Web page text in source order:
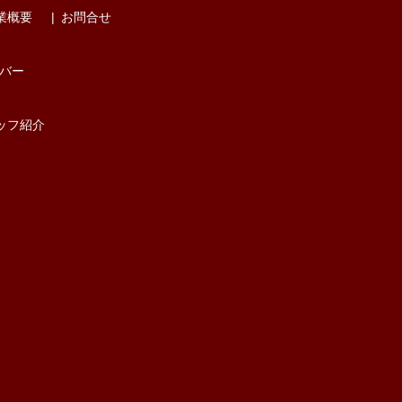
概要
ー
フ紹介
お問合せ